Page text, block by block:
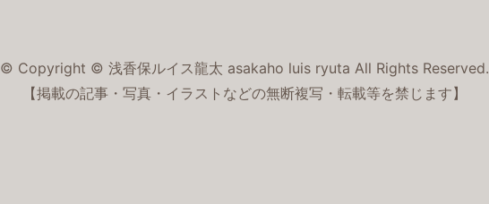
© Copyright © 浅香保ルイス龍太 asakaho luis ryuta All Rights Reserved.
【掲載の記事・写真・イラストなどの無断複写・転載等を禁じます】